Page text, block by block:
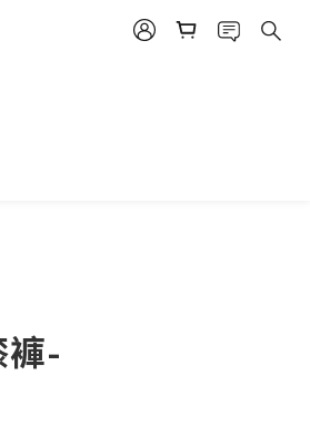
-